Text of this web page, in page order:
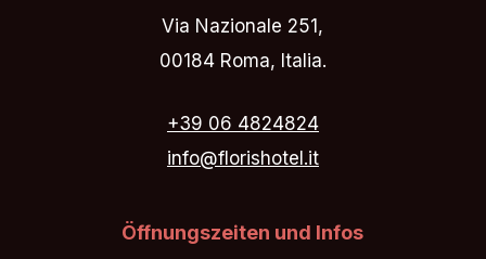
Via Nazionale 251,
00184 Roma, Italia.
+39 06 4824824
info@florishotel.it
Öffnungszeiten und Infos